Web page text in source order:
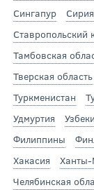
Сингапур
Сирия
Ставропольский
Тамбовская
Тверская область
Туркменистан
Удмуртия
Филиппины
Хакасия
Челябинская